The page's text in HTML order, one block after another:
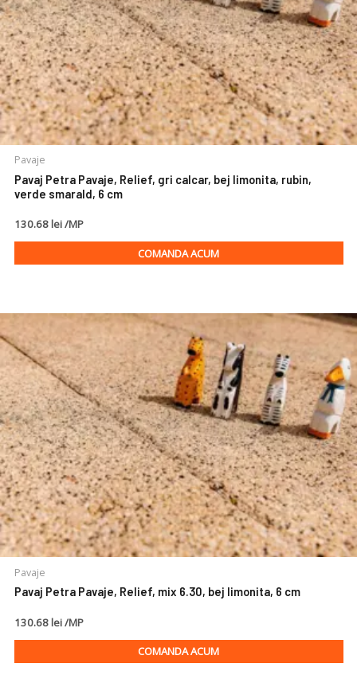
Pavaje
Pavaj Petra Pavaje, Relief, gri calcar, bej limonita, rubin,
verde smarald, 6 cm
130.68 lei /MP
COMANDA ACUM
Pavaje
Pavaj Petra Pavaje, Relief, mix 6.30, bej limonita, 6 cm
130.68 lei /MP
COMANDA ACUM